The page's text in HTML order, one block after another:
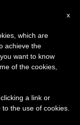
‘José
×
la pausa
de verano
también el
x
which are
achieve the
want to know
of the cookies,
a link or
the use of cookies.